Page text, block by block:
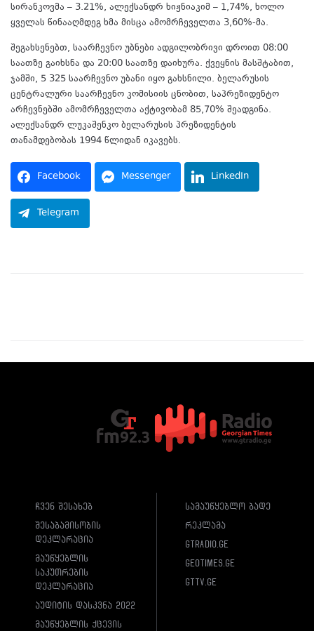
სირანკოვმა – 3.21%, ალექსანდრ ხიჟნიაკიმ – 1,74%, ხოლო
ყველას წინააღმდეგ ხმა მისცა ამომრჩეველთა 3,60%-მა.
შეგახსენებთ, საარჩევნო უბნები ადგილობრივი დროით 08:00
საათზე გაიხსნა და 20:00 საათზე დაიხურა. ქვეყნის მასშტაბით,
ჯამში, 5 325 საარჩევნო უბანი იყო გახსნილი. ბელარუსის
ცენტრალური საარჩევნო კომისიის ცნობით, საპრეზიდენტო
არჩევნებში ამომრჩეველთა აქტივობამ 85,70% შეადგინა.
ალექსანდრ ლუკაშენკო ბელარუსის პრეზიდენტის
თანამდებობას 1994 წლიდან იკავებს.
Facebook Messenger LinkedIn
Telegram
ჩვენ შესახებ
შესაბამისობის
დეკლარაცია
მაუწყებლის
საკუთრების
დეკლარაცია
აუდიტის დასკვნა 2022
მაუწყებლის ქცევის
სამაუწყებლო ბადე
რეკლამა
gtradio.ge
geotimes.ge
gttv.ge